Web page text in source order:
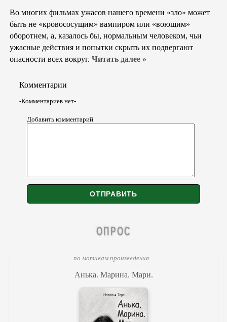
Во многих фильмах ужасов нашего времени «зло» может
быть не «кровососущим» вампиром или «воющим»
оборотнем, а, казалось бы, нормальным человеком, чьи
ужасные действия и попытки скрыть их подвергают
опасности всех вокруг. Читать далее »
Комментарии
-Комментариев нет-
Добавить комментарий
ОПРОС
по мотивам произведения...
Анька. Марина. Мари.